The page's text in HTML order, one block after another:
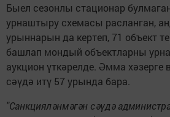
Быел сезонлы стационар
урнаштыру схемасы расланган,
урыннарын да кертеп, 71 объект
башлап мондый объектларны
аукцион үткәрелде. Әмма хәзерге
сәүдә итү 57 урында бара.
"Санкцияләнмәгән сәүдә